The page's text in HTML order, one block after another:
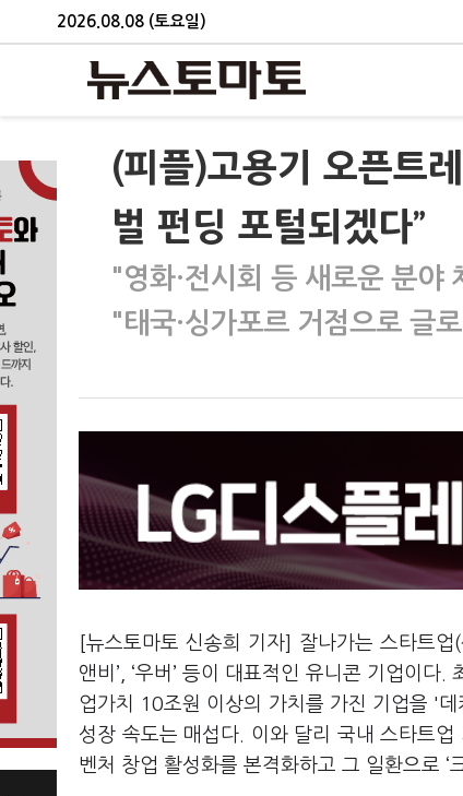
2026.08.08 (토요일)
(피플)고용기 오픈트
벌 펀딩 포털되겠다”
"영화·전시회 등 새로운 분야
"태국·싱가포르 거점으로 글
[뉴스토마토 신송희 기자] 잘나가는 스타트업
앤비’, ‘우버’ 등이 대표적인 유니콘 기업이다
업가치 10조원 이상의 가치를 가진 기업을 '
성장 속도는 매섭다. 이와 달리 국내 스타트
벤처 창업 활성화를 본격화하고 그 일환으로